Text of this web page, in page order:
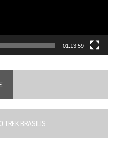
01:13:59
BRASILIS...